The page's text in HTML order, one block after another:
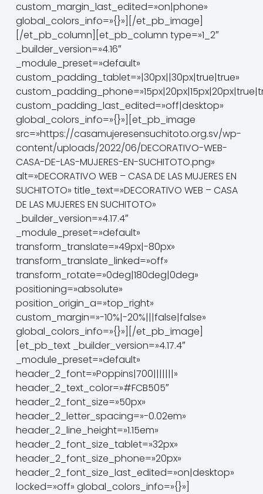
custom_margin_last_edited=»on|phone»
global_colors_info=»{}»][/et_pb_image]
[/et_pb_column][et_pb_column type=»1_2″
_builder_version=»4.16″
_module_preset=»default»
custom_padding_tablet=»|30px||30px|true|true»
custom_padding_last_edited=»off|desktop»
global_colors_info=»{}»][et_pb_image
src=»https://casamujeresensuchitoto.org.sv/wp-
content/uploads/2022/06/DECORATIVO-WEB-
CASA-DE-LAS-MUJERES-EN-SUCHITOTO.png»
alt=»DECORATIVO WEB – CASA DE LAS MUJERES EN
SUCHITOTO» title_text=»DECORATIVO WEB – CASA
DE LAS MUJERES EN SUCHITOTO»
_builder_version=»4.17.4″
_module_preset=»default»
transform_translate=»49px|-80px»
transform_translate_linked=»off»
transform_rotate=»0deg|180deg|0deg»
positioning=»absolute»
position_origin_a=»top_right»
custom_margin=»-10%|-20%|||false|false»
global_colors_info=»{}»][/et_pb_image]
[et_pb_text _builder_version=»4.17.4″
_module_preset=»default»
header_2_font=»Poppins|700|||||||»
header_2_text_color=»#FCB505″
header_2_font_size=»50px»
header_2_letter_spacing=»-0.02em»
header_2_line_height=»1.15em»
header_2_font_size_tablet=»32px»
header_2_font_size_phone=»20px»
header_2_font_size_last_edited=»on|desktop»
locked=»off» global_colors_info=»{}»]